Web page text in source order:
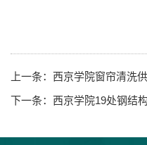
上一条： 西京学院窗帘清洗
下一条： 西京学院19处钢结